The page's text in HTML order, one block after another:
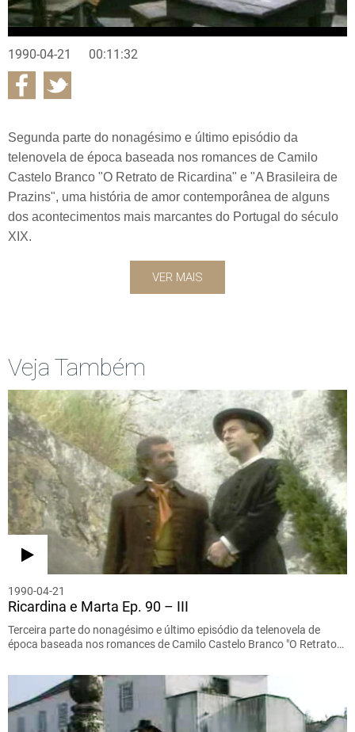
1990-04-21 00:11:32
Segunda parte do nonagésimo e último episódio da
telenovela de época baseada nos romances de Camilo
Castelo Branco "O Retrato de Ricardina" e "A Brasileira de
Prazins", uma história de amor contemporânea de alguns
dos acontecimentos mais marcantes do Portugal do século
XIX.
VER MAIS
Veja Também
1990-04-21
Ricardina e Marta Ep. 90 – III
Terceira parte do nonagésimo e último episódio da telenovela de
época baseada nos romances de Camilo Castelo Branco "O Retrato…